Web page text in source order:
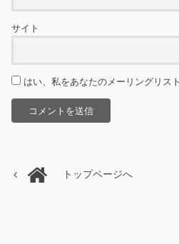
サイト
はい、私をあなたのメーリングリス
トップページへ